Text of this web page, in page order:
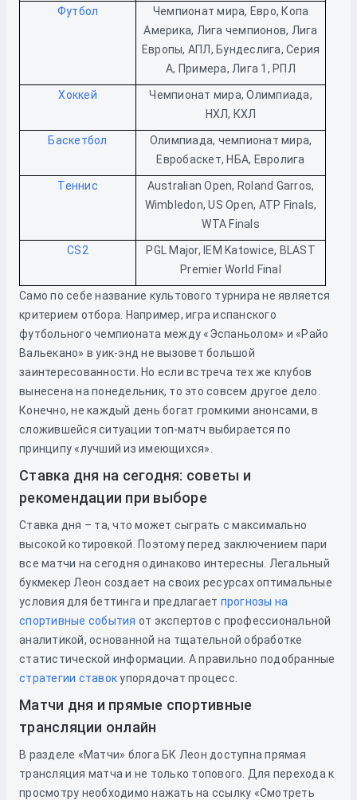
Футбол
Чемпионат мира, Евро, Копа
Америка, Лига чемпионов, Лига
Европы, АПЛ, Бундеслига, Серия
А, Примера, Лига 1, РПЛ
Хоккей
Чемпионат мира, Олимпиада,
НХЛ, КХЛ
Баскетбол
Олимпиада, чемпионат мира,
Евробаскет, НБА, Евролига
Теннис
Australian Open, Roland Garros,
Wimbledon, US Open, ATP Finals,
WTA Finals
CS2
PGL Major, IEM Katowice, BLAST
Premier World Final
Само по себе название культового турнира не является
критерием отбора. Например, игра испанского
футбольного чемпионата между «Эспаньолом» и «Райо
Вальекано» в уик-энд не вызовет большой
заинтересованности. Но если встреча тех же клубов
вынесена на понедельник, то это совсем другое дело.
Конечно, не каждый день богат громкими анонсами, в
сложившейся ситуации топ-матч выбирается по
принципу «лучший из имеющихся».
Ставка дня на сегодня: советы и
рекомендации при выборе
Ставка дня – та, что может сыграть с максимально
высокой котировкой. Поэтому перед заключением пари
все матчи на сегодня одинаково интересны. Легальный
букмекер Леон создает на своих ресурсах оптимальные
условия для беттинга и предлагает прогнозы на
спортивные события от экспертов с профессиональной
аналитикой, основанной на тщательной обработке
статистической информации. А правильно подобранные
стратегии ставокупорядочат процесс.
Матчи дня и прямые спортивные
трансляции онлайн
В разделе «Матчи» блога БК Леон доступна прямая
трансляция матча и не только топового. Для перехода к
просмотру необходимо нажать на ссылку «Смотреть